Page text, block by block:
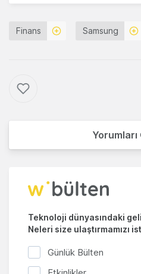
Finans Samsung
Yorumları
Teknoloji dünyasındaki
Neleri size ulaştırmamızı
Günlük Bülten